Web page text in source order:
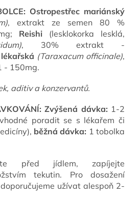
Ostropestřec mariánský
, extrakt ze semen 80 %
Reishi (lesklokorka lesklá,
, 30% extrakt -
(Taraxacum officinale),
- 150mg.
aditiv a konzervantů.
Zvýšená dávka: 1-2
poradit se s lékařem či
běžná dávka: 1 tobolka
před jídlem, zapíjejte
tekutin. Pro dosažení
užívat alespoň 2-